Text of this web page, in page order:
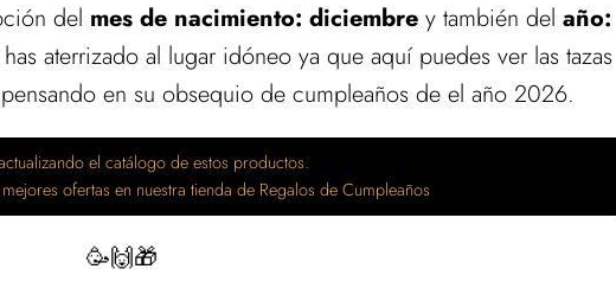
del mes de nacimiento: diciembre y también del año:
aterrizado al lugar idóneo ya que aquí puedes ver las tazas
en su obsequio de cumpleaños de el año 2026.
el catálogo de estos productos.
ofertas en nuestra tienda de Regalos de Cumpleaños
🥳🙌🎁